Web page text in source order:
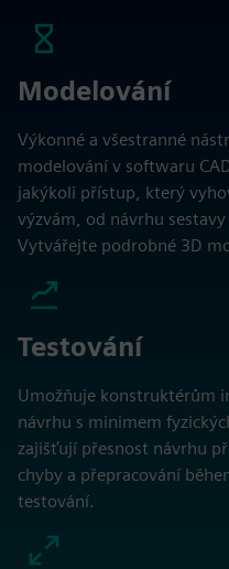
Modelování
Výkonné a všestranné
modelování v softwaru
jakýkoli přístup, který
výzvám, od návrhu
Vytvářejte podrobné 3D
Testování
Umožňuje konstruktérům
návrhu s minimem
zajišťují přesnost návrhu
chyby a přepracování
testování.